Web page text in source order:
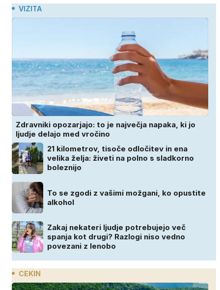
VIZITA
Zdravniki opozarjajo: to je največja napaka, ki jo
ljudje delajo med vročino
21 kilometrov, tisoče odločitev in ena
velika želja: živeti na polno s sladkorno
boleznijo
To se zgodi z vašimi možgani, ko opustite
alkohol
Zakaj nekateri ljudje potrebujejo več
spanja kot drugi? Razlogi niso vedno
povezani z lenobo
CEKIN